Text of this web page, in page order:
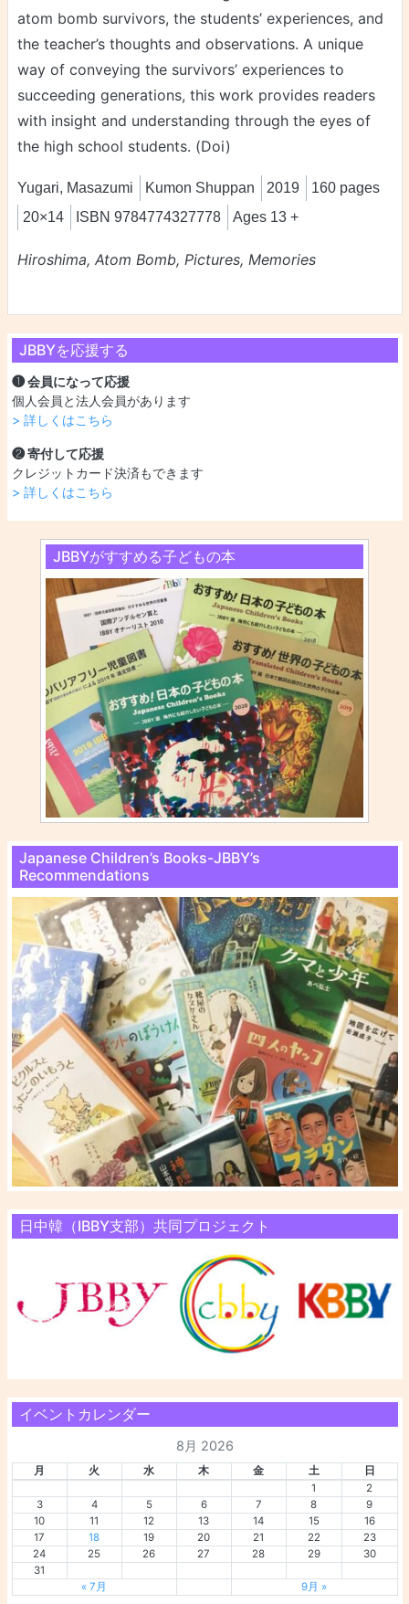
JBBYを応援する
❶ 会員になって応援
個人会員と法人会員があります
> 詳しくはこちら
❷ 寄付して応援
クレジットカード決済もできます
> 詳しくはこちら
JBBYがすすめる子どもの本
Japanese Children’s Books-JBBY’s
Recommendations
日中韓（IBBY支部）共同プロジェクト
イベントカレンダー
8月 2026
月 火 水 木 金 土
日
1
2
3
4 5 6 7 8
9
10
11 12 13 14 15
16
17
18 19 20 21 22
23
24
25 26 27 28 29
30
31
« 7月
9月 »
atom bomb survivors, the students’ experiences, and
the teacher’s thoughts and observations. A unique
way of conveying the survivors’ experiences to
succeeding generations, this work provides readers
with insight and understanding through the eyes of
the high school students. (Doi)
Yugari, Masazumi Kumon Shuppan 2019
160 pages
20×14
ISBN 9784774327778 Ages 13 +
Hiroshima, Atom Bomb, Pictures, Memories